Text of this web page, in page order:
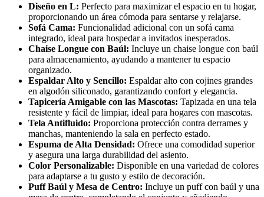
Diseño en L: Perfecto para maximizar el espacio en tu hogar,
proporcionando un área cómoda para sentarse y relajarse.
Sofá Cama: Funcionalidad adicional con un sofá cama
integrado, ideal para hospedar a invitados inesperados.
Chaise Longue con Baúl: Incluye un chaise longue con baúl
para almacenamiento, ayudando a mantener tu espacio
organizado.
Espaldar Alto y Sencillo: Espaldar alto con cojines grandes
en algodón siliconado, garantizando confort y elegancia.
Tapicería Amigable con las Mascotas: Tapizada en una tela
resistente y fácil de limpiar, ideal para hogares con mascotas.
Tela Antifluido: Proporciona protección contra derrames y
manchas, manteniendo la sala en perfecto estado.
Espuma de Alta Densidad: Ofrece una comodidad superior
y asegura una larga durabilidad del asiento.
Color Personalizable: Disponible en una variedad de colores
para adaptarse a tu gusto y estilo de decoración.
Puff Baúl y Mesa de Centro: Incluye un puff con baúl y una